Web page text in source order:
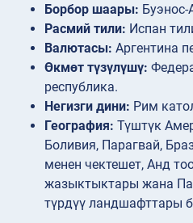
Борбор шаары: Буэнос-
Расмий тили: Испан
Валютасы: Аргентина
Өкмөт түзүлүшү:
республика.
Негизги дини: Рим
География: Түштүк
Боливия, Парагвай,
менен чектешет, Анд
жазыктыктары жана
түрдүү ландшафттары